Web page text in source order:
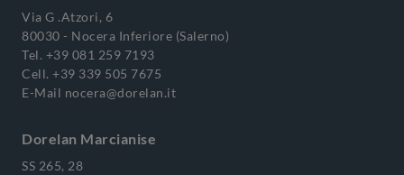
Via G .Atzori, 6
80030 - Nocera Inferiore (Salerno)
Tel. +39 081 259 7193
Cell. +39 339 505 7675
E-Mail nocera@dorelan.it
Dorelan Marcianise
SS 265, 28